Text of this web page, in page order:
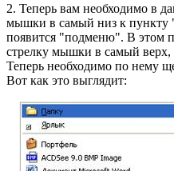
2. Теперь вам необходимо в
мышки в самый низ к пункту
появится "подменю". В этом
стрелку мышки в самый верх,
Теперь необходимо по нему
Вот как это выглядит: